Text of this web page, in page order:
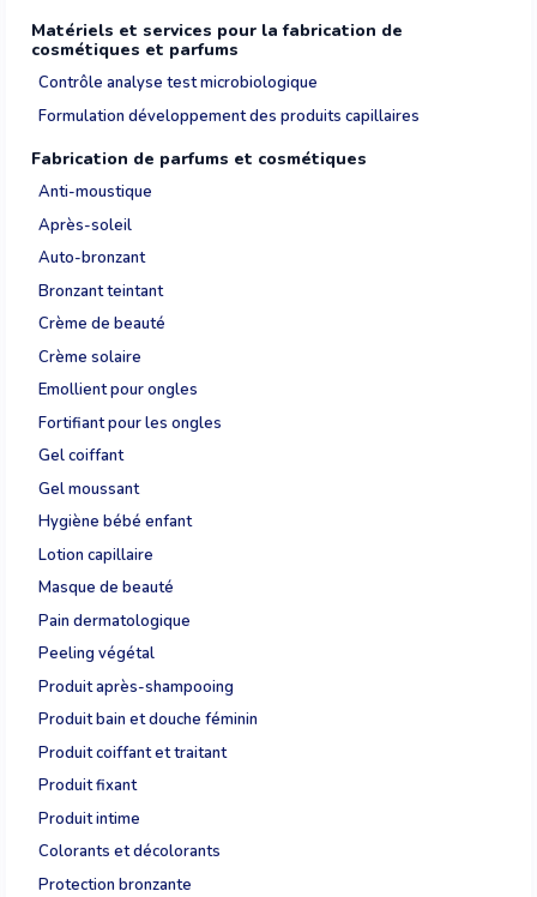
Matériels et services pour la fabrication de
cosmétiques et parfums
Contrôle analyse test microbiologique
Formulation développement des produits capillaires
Fabrication de parfums et cosmétiques
Anti-moustique
Après-soleil
Auto-bronzant
Bronzant teintant
Crème de beauté
Crème solaire
Emollient pour ongles
Fortifiant pour les ongles
Gel coiffant
Gel moussant
Hygiène bébé enfant
Lotion capillaire
Masque de beauté
Pain dermatologique
Peeling végétal
Produit après-shampooing
Produit bain et douche féminin
Produit coiffant et traitant
Produit fixant
Produit intime
Colorants et décolorants
Protection bronzante